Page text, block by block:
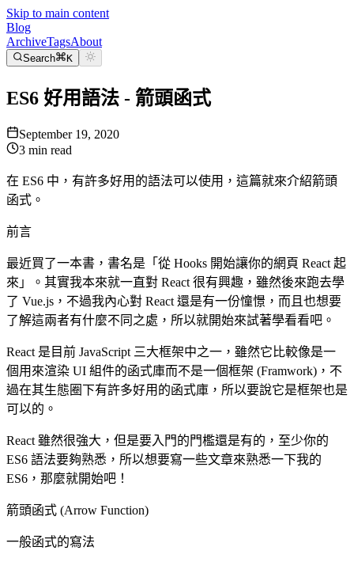
Skip to main content
Blog
ArchiveTagsAbout
Search K
ES6 好用語法 - 箭頭函式
September 19, 2020
3 min read
在 ES6 中，有許多好用的語法可以使用，這篇就來介紹箭頭
函式。
前言
最近買了一本書，書名是「從 Hooks 開始讓你的網頁 React 起
來」。其實我本來就一直對 React 很有興趣，雖然後來跑去學
了 Vue.js，不過我內心對 React 還是有一份憧憬，而且也想要
了解這兩者有什麼不同之處，所以就開始來試著學看看吧。
React 是目前 JavaScript 三大框架中之一，雖然它比較像是一
個用來渲染 UI 組件的函式庫而不是一個框架 (Framwork)，不
過在其生態圈下有許多好用的函式庫，所以要說它是框架也是
可以的。
React 雖然很強大，但是要入門的門檻還是有的，至少你的
ES6 語法要夠熟悉，所以想要寫一些文章來熟悉一下我的
ES6，那麼就開始吧！
箭頭函式 (Arrow Function)
一般函式的寫法